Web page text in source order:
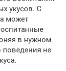
укусов. С
может
в нужном
поведения не